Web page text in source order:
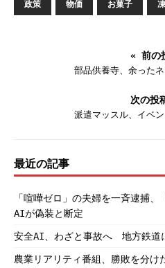
政策 物価 お菓子
« 前の
部品供養寺、余った
次の投
派遣マッスル、イベ
最近の記事
「喧嘩ゼロ」の夫婦を一斉逮捕
AIが偽装と断定
安全AI、わざと事故へ 地方鉄道
農業リアリティ番組、勝敗を分け